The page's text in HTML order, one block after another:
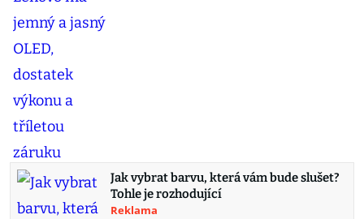
Jak vybrat barvu, která vám bude slušet?
Tohle je rozhodující
Reklama